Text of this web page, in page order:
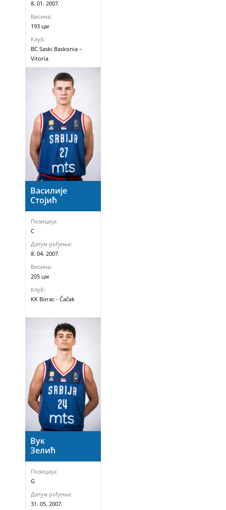
8. 01. 2007.
Висина:
193 цм
Клуб:
BC Saski Baskonia –
Vitoria
Василије
Стојић
Позиција:
C
Датум рођења:
8. 04. 2007.
Висина:
205 цм
Клуб:
KK Borac - Čačak
Вук
Зелић
Позиција:
G
Датум рођења:
31. 05. 2007.